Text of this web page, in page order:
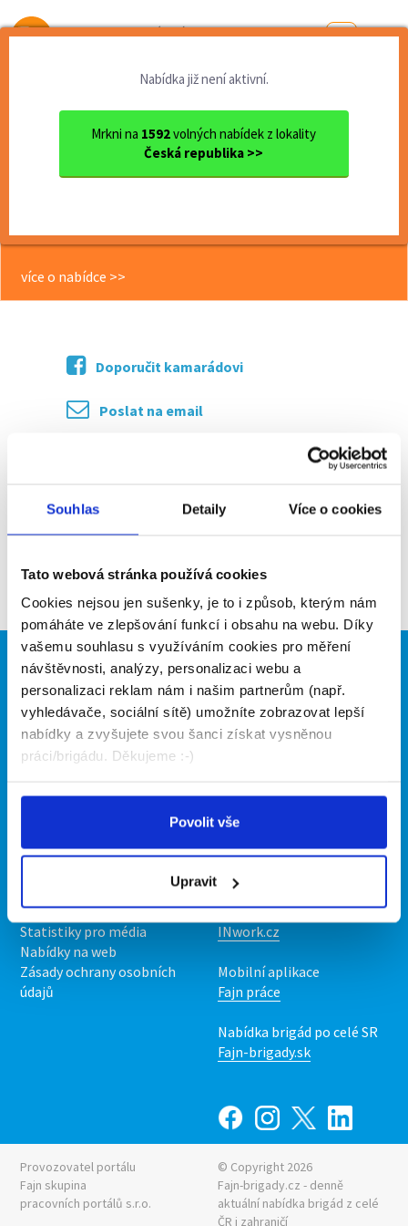
Souhlas Detaily Více o cookies
Tato webová stránka používá cookies
Cookies nejsou jen sušenky, je to i způsob, kterým nám
pomáháte ve zlepšování funkcí i obsahu na webu. Díky
vašemu souhlasu s využíváním cookies pro měření
návštěvnosti, analýzy, personalizaci webu a
personalizaci reklam nám i našim partnerům (např.
vyhledávače, sociální sítě) umožníte zobrazovat lepší
nabídky a zvyšujete svou šanci získat vysněnou
práci/brigádu. Děkujeme :-)
Povolit vše
Upravit
Od první brigády
Nabídka již není aktivní.
Mrkni na 1592volných nabídek z lokality
Česká republika >>
Jablonné v Podještědí
Pohádková postavička - pohá...
<< Zpět
více o nabídce >>
Doporučit kamarádovi
Poslat na email
Zpět
Brigádníci
Články
Hledané brigády
Firmy
Vložit inzerát
Ceník
Kontakt
Upravit předvolby cookies
Statistiky pro média
Nabídky na web
Zásady ochrany osobních
údajů
Naše další projekty
Mobilní aplikace
Nabídka práce z celé ČR
INwork.cz
Mobilní aplikace
Fajn práce
Nabídka brigád po celé SR
Fajn-brigady.sk
Provozovatel portálu
Fajn skupina
pracovních portálů s.r.o.
© Copyright 2026
Fajn-brigady.cz - denně
aktuální nabídka brigád z celé
ČR i zahraničí